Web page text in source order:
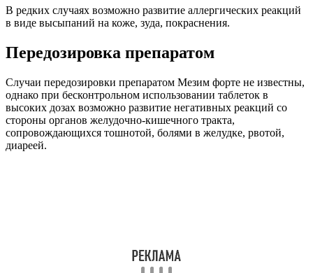
В редких случаях возможно развитие аллергических реакций
в виде высыпаний на коже, зуда, покраснения.
Передозировка препаратом
Случаи передозировки препаратом Мезим форте не известны,
однако при бесконтрольном использовании таблеток в
высоких дозах возможно развитие негативных реакций со
стороны органов желудочно-кишечного тракта,
сопровождающихся тошнотой, болями в желудке, рвотой,
диареей.